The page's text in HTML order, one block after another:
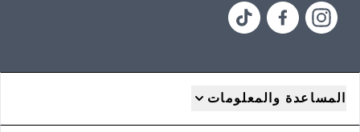
المساعدة والمعلومات